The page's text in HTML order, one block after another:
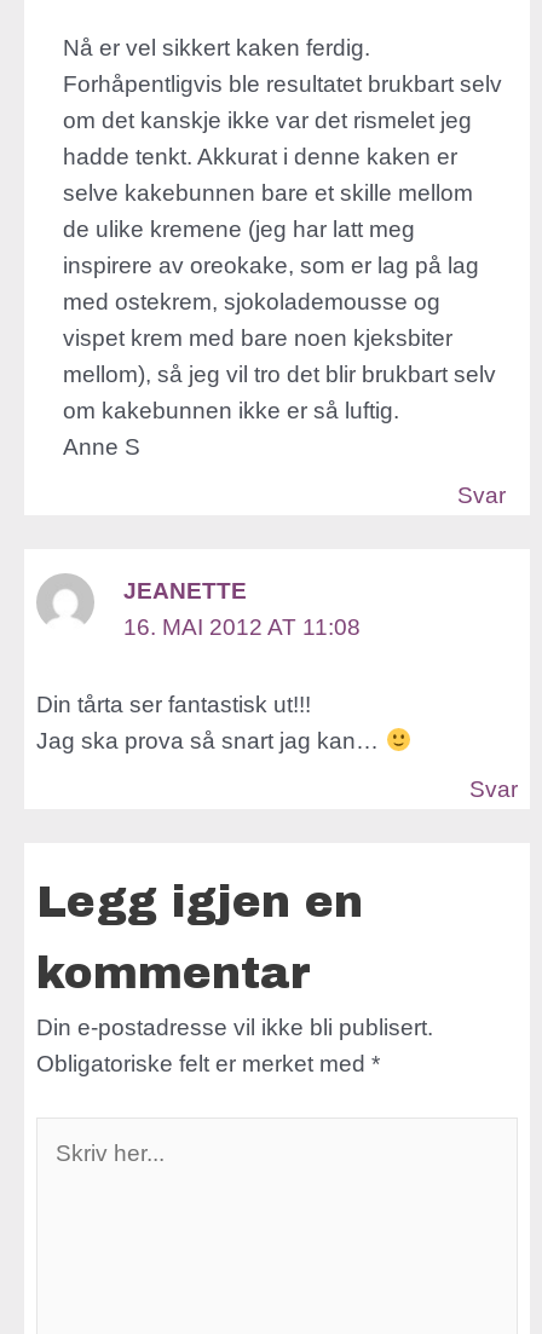
Nå er vel sikkert kaken ferdig.
Forhåpentligvis ble resultatet brukbart selv
om det kanskje ikke var det rismelet jeg
hadde tenkt. Akkurat i denne kaken er
selve kakebunnen bare et skille mellom
de ulike kremene (jeg har latt meg
inspirere av oreokake, som er lag på lag
med ostekrem, sjokolademousse og
vispet krem med bare noen kjeksbiter
mellom), så jeg vil tro det blir brukbart selv
om kakebunnen ikke er så luftig.
Anne S
Svar
JEANETTE
16. MAI 2012 AT 11:08
Din tårta ser fantastisk ut!!!
Jag ska prova så snart jag kan…
Svar
Legg igjen en
kommentar
Din e-postadresse vil ikke bli publisert.
Obligatoriske felt er merket med*
her...